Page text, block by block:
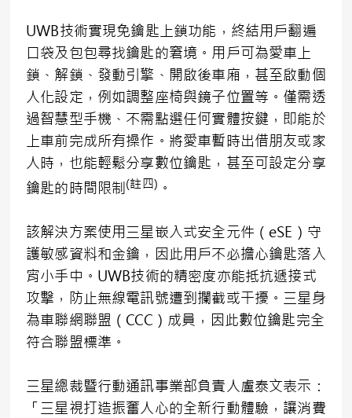
UWB技術實現免鑰匙上鎖功能，終結用戶翻遍
口袋及包包尋找鑰匙的窘境。用戶可為愛車上
鎖、解鎖、發動引擎、開啟後車廂，甚至啟動個
人化設定，例如調整座椅與鏡子位置等。僅需透
過智慧型手機、不需點選任何實體按鍵，即能於
上車前完成所有操作。將愛車暫時出借朋友或家
人時，也能輕鬆分享數位鑰匙，甚至可設定分享
鑰匙的時間限制(註四) 。
該解決方案使用三星嵌入式安全元件（eSE）守
護敏感資料和金鑰，因此用戶不必擔心鑰匙落入
宵小手中。UWB技術的精密度亦能抵抗遞接式
攻擊，防止無線電訊號遭到攔截或干擾。三星身
為車聯網聯盟（CCC）成員，因此數位鑰匙完全
符合聯盟標準。
三星總裁暨行動通訊事業部負責人盧泰文表示：
「三星視打造振奮人心的全新行動體驗，讓消費